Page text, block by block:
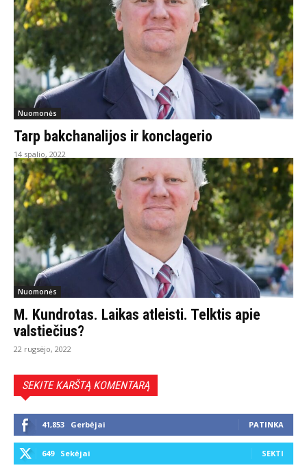
Nuomonės
Tarp bakchanalijos ir konclagerio
14 spalio, 2022
Nuomonės
M. Kundrotas. Laikas atleisti. Telktis apie
valstiečius?
22 rugsėjo, 2022
SEKITE KARŠTĄ KOMENTARĄ
41,853 Gerbėjai PATINKA
649 Sekėjai SEKTI